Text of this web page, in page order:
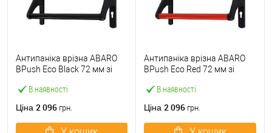
В наявності
Антипаніка врізна ABARO
BPush Eco Black 72 мм зі
Ціна 2 096 грн.
В наявності
Антипаніка врізна ABARO
BPush Eco Red 72 мм зі
Ціна 2 096 грн.